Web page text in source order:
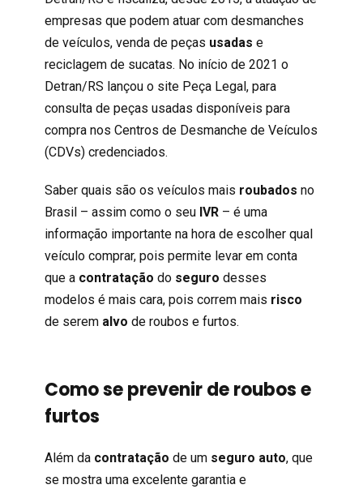
empresas que podem atuar com desmanches
de veículos, venda de peças usadas e
reciclagem de sucatas. No início de 2021 o
Detran/RS lançou o site Peça Legal, para
consulta de peças usadas disponíveis para
compra nos Centros de Desmanche de Veículos
(CDVs) credenciados.
Saber quais são os veículos mais roubados no
Brasil – assim como o seu IVR – é uma
informação importante na hora de escolher qual
veículo comprar, pois permite levar em conta
que a contratação do seguro desses
modelos é mais cara, pois correm mais risco
de serem alvo de roubos e furtos.
Como se prevenir de roubos e
furtos
Além da contratação de um seguro auto, que
se mostra uma excelente garantia e